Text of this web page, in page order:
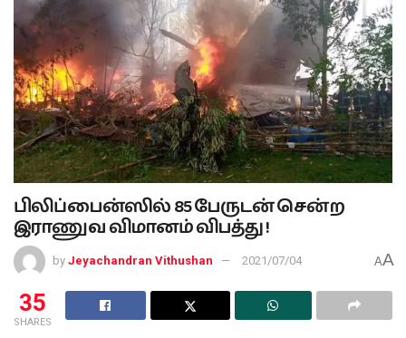
பிலிப்பைன்ஸில் 85 பேருடன் சென்ற
இராணுவ விமானம் விபத்து !
by Jeyachandran Vithushan 2021/07/04 AA
35
SHARES